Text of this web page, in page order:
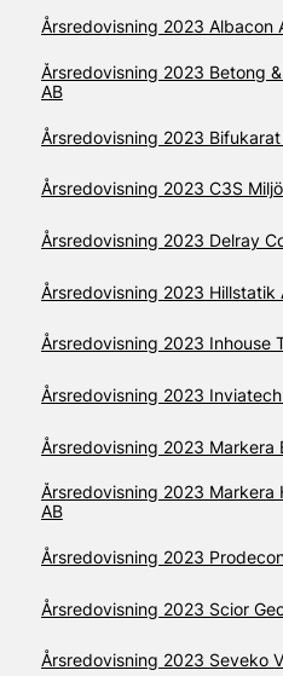
Årsredovisning 2023 Albacon
Årsredovisning 2023 Betong
AB
Årsredovisning 2023 Bifukarat
Årsredovisning 2023 C3S
Årsredovisning 2023 Delray
Årsredovisning 2023 Hillstatik
Årsredovisning 2023 Inhouse
Årsredovisning 2023 Inviatech
Årsredovisning 2023 Markera
Årsredovisning 2023 Markera
AB
Årsredovisning 2023
Årsredovisning 2023 Scior
Årsredovisning 2023 Seveko